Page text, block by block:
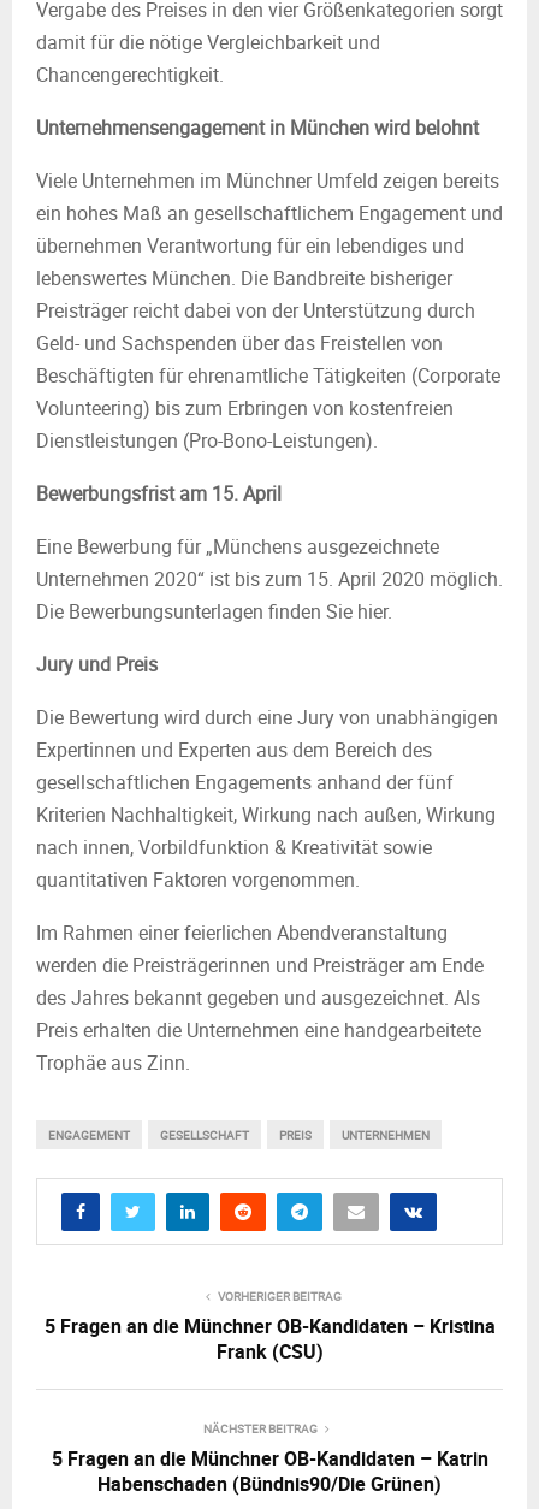
Vergabe des Preises in den vier Größenkategorien sorgt
damit für die nötige Vergleichbarkeit und
Chancengerechtigkeit.
Unternehmensengagement in München wird belohnt
Viele Unternehmen im Münchner Umfeld zeigen bereits
ein hohes Maß an gesellschaftlichem Engagement und
übernehmen Verantwortung für ein lebendiges und
lebenswertes München. Die Bandbreite bisheriger
Preisträger reicht dabei von der Unterstützung durch
Geld- und Sachspenden über das Freistellen von
Beschäftigten für ehrenamtliche Tätigkeiten (Corporate
Volunteering) bis zum Erbringen von kostenfreien
Dienstleistungen (Pro-Bono-Leistungen).
Bewerbungsfrist am 15. April
Eine Bewerbung für „Münchens ausgezeichnete
Unternehmen 2020“ ist bis zum 15. April 2020 möglich.
Die Bewerbungsunterlagen finden Sie hier.
Jury und Preis
Die Bewertung wird durch eine Jury von unabhängigen
Expertinnen und Experten aus dem Bereich des
gesellschaftlichen Engagements anhand der fünf
Kriterien Nachhaltigkeit, Wirkung nach außen, Wirkung
nach innen, Vorbildfunktion & Kreativität sowie
quantitativen Faktoren vorgenommen.
Im Rahmen einer feierlichen Abendveranstaltung
werden die Preisträgerinnen und Preisträger am Ende
des Jahres bekannt gegeben und ausgezeichnet. Als
Preis erhalten die Unternehmen eine handgearbeitete
Trophäe aus Zinn.
ENGAGEMENT GESELLSCHAFT PREIS UNTERNEHMEN
VORHERIGER BEITRAG
5 Fragen an die Münchner OB-Kandidaten – Kristina
Frank (CSU)
NÄCHSTER BEITRAG
5 Fragen an die Münchner OB-Kandidaten – Katrin
Habenschaden (Bündnis90/Die Grünen)